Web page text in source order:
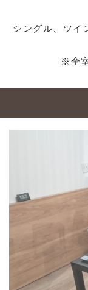
シングル、ツイ
※全